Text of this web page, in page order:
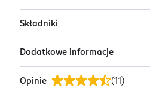
Odżywka pielęgnująca
Fresh Pure Scalp
która nawilża skórę głowy i
równowagę. Wygładza pasma,
Składniki
Ingredients: : AQUA, CETEARYL
BENZOATE, BEHENTRIMONIUM
ISOAMYL LAURATE, TRIDECANE,
Dodatkowe informacje
PRZYGOTOWANIE I
Opinie (11 )